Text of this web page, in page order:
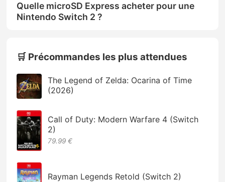
Quelle microSD Express acheter pour une
Nintendo Switch 2 ?
🛒 Précommandes les plus attendues
The Legend of Zelda: Ocarina of Time
(2026)
Call of Duty: Modern Warfare 4 (Switch
2)
79.99 €
Rayman Legends Retold (Switch 2)